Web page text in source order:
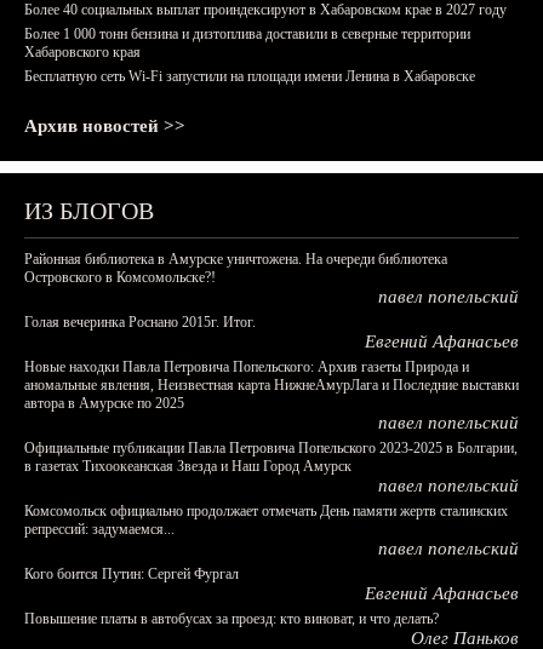
Более 40 социальных выплат проиндексируют в Хабаровском крае в 2027 году
Более 1 000 тонн бензина и дизтоплива доставили в северные территории
Хабаровского края
Бесплатную сеть Wi-Fi запустили на площади имени Ленина в Хабаровске
Архив новостей >>
ИЗ БЛОГОВ
Районная библиотека в Амурске уничтожена. На очереди библиотека
Островского в Комсомольске?!
павел попельский
Голая вечеринка Роснано 2015г. Итог.
Евгений Афанасьев
Новые находки Павла Петровича Попельского: Архив газеты Природа и
аномальные явления, Неизвестная карта НижнеАмурЛага и Последние выставки
автора в Амурске по 2025
павел попельский
Официальные публикации Павла Петровича Попельского 2023-2025 в Болгарии,
в газетах Тихоокеанская Звезда и Наш Город Амурск
павел попельский
Комсомольск официально продолжает отмечать День памяти жертв сталинских
репрессий: задумаемся...
павел попельский
Кого боится Путин: Сергей Фургал
Евгений Афанасьев
Повышение платы в автобусах за проезд: кто виноват, и что делать?
Олег Паньков